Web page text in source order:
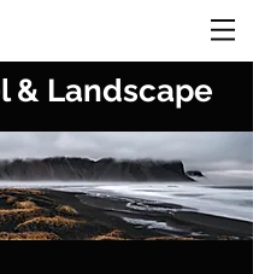
& Landscape